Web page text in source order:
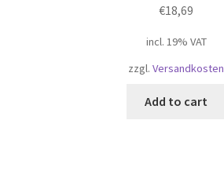
€18,69
incl. 19% VAT
zzgl. Versandkosten
Add to cart